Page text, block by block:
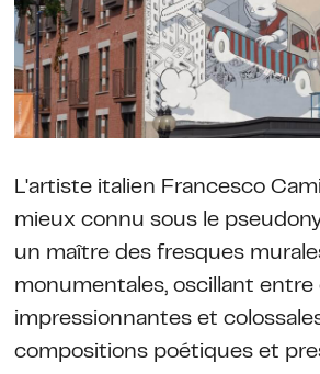
L'artiste italien Francesco
mieux connu sous le
un maître des fresques
monumentales, oscillant entre
impressionnantes et
compositions poétiques et